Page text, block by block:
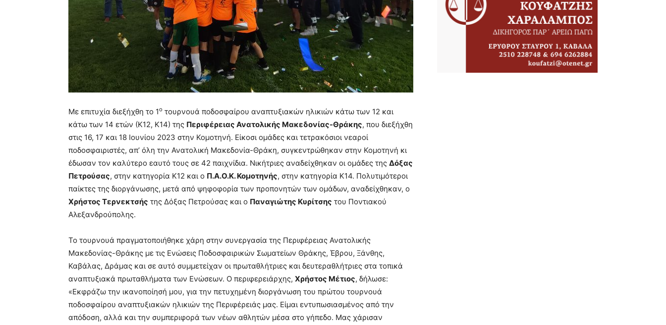
Με επιτυχία διεξήχθη το 1ο τουρνουά ποδοσφαίρου αναπτυξιακών ηλικιών κάτω των 12 και
κάτω των 14 ετών (Κ12, Κ14) της Περιφέρειας Ανατολικής Μακεδονίας-Θράκης, που διεξήχθη
στις 16, 17 και 18 Ιουνίου 2023 στην Κομοτηνή. Είκοσι ομάδες και τετρακόσιοι νεαροί
ποδοσφαιριστές, απ’ όλη την Ανατολική Μακεδονία-Θράκη, συγκεντρώθηκαν στην Κομοτηνή κι
έδωσαν τον καλύτερο εαυτό τους σε 42 παιχνίδια. Νικήτριες αναδείχθηκαν οι ομάδες της Δόξας
Πετρούσας, στην κατηγορία Κ12 και ο Π.Α.Ο.Κ. Κομοτηνής, στην κατηγορία Κ14. Πολυτιμότεροι
παίκτες της διοργάνωσης, μετά από ψηφοφορία των προπονητών των ομάδων, αναδείχθηκαν, ο
Χρήστος Τερνεκτσής της Δόξας Πετρούσας και ο Παναγιώτης Κυρίτσης του Ποντιακού
Αλεξανδρούπολης.
Το τουρνουά πραγματοποιήθηκε χάρη στην συνεργασία της Περιφέρειας Ανατολικής
Μακεδονίας-Θράκης με τις Ενώσεις Ποδοσφαιρικών Σωματείων Θράκης, Έβρου, Ξάνθης,
Καβάλας, Δράμας και σε αυτό συμμετείχαν οι πρωταθλήτριες και δευτεραθλήτριες στα τοπικά
αναπτυξιακά πρωταθλήματα των Ενώσεων. Ο περιφερειάρχης, Χρήστος Μέτιος, δήλωσε:
«Εκφράζω την ικανοποίησή μου, για την πετυχημένη διοργάνωση του πρώτου τουρνουά
ποδοσφαίρου αναπτυξιακών ηλικιών της Περιφέρειάς μας. Είμαι εντυπωσιασμένος από την
απόδοση, αλλά και την συμπεριφορά των νέων αθλητών μέσα στο γήπεδο. Μας χάρισαν